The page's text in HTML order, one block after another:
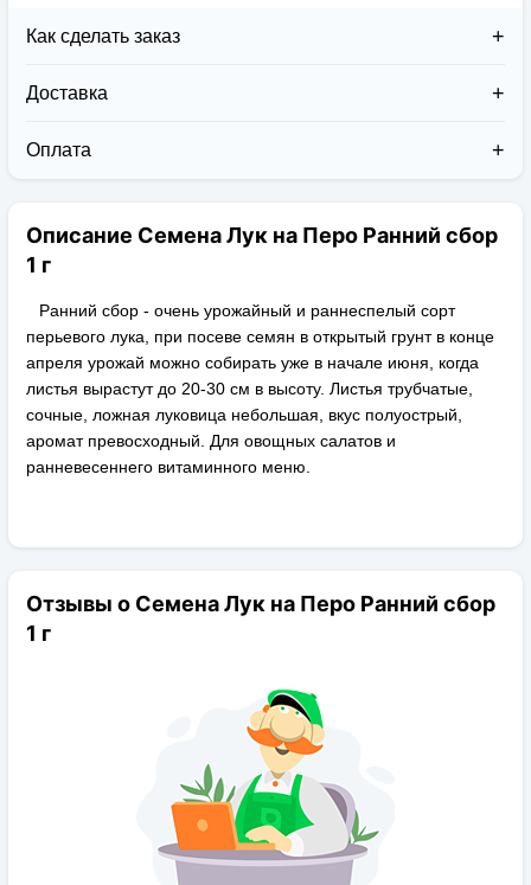
Как сделать заказ
Доставка
курьерскими службами:
транспортировки вплоть до 14 дней (с учётом
хранения на складе).
Оплата
На карту приват банка перед отправкой;
По выставленному счёту (реквизитам
Описание Семена Лук на Перо Ранний сбор
1 г
Ранний сбор - очень урожайный и раннеспелый сорт
перьевого лука, при посеве семян в открытый грунт в конце
апреля урожай можно собирать уже в начале июня, когда
листья вырастут до 20-30 см в высоту. Листья трубчатые,
сочные, ложная луковица небольшая, вкус полуострый,
аромат превосходный. Для овощных салатов и
ранневесеннего витаминного меню.
Отзывы о Семена Лук на Перо Ранний сбор
1 г